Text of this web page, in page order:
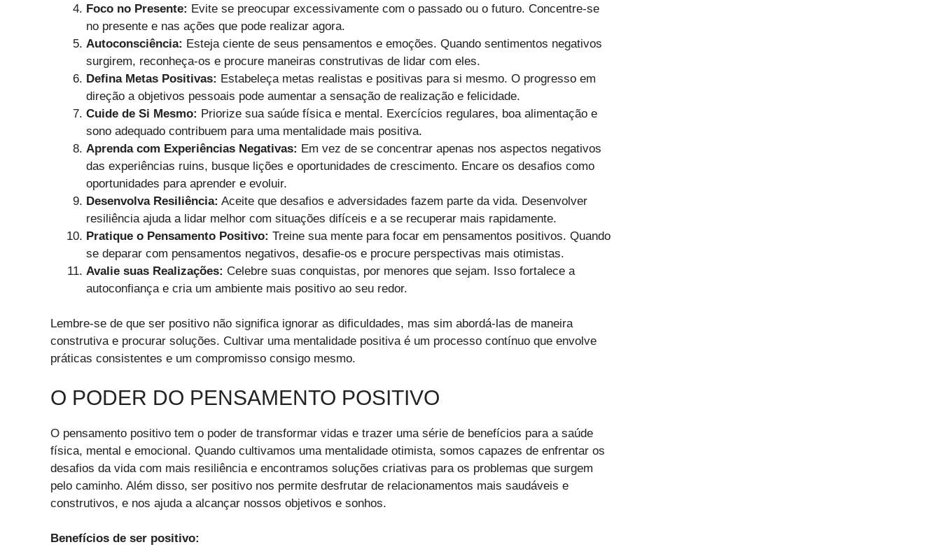
Foco no Presente: Evite se preocupar excessivamente com o passado ou o futuro. Concentre-se
no presente e nas ações que pode realizar agora.
Autoconsciência: Esteja ciente de seus pensamentos e emoções. Quando sentimentos negativos
surgirem, reconheça-os e procure maneiras construtivas de lidar com eles.
Defina Metas Positivas: Estabeleça metas realistas e positivas para si mesmo. O progresso em
direção a objetivos pessoais pode aumentar a sensação de realização e felicidade.
Cuide de Si Mesmo: Priorize sua saúde física e mental. Exercícios regulares, boa alimentação e
sono adequado contribuem para uma mentalidade mais positiva.
Aprenda com Experiências Negativas: Em vez de se concentrar apenas nos aspectos negativos
das experiências ruins, busque lições e oportunidades de crescimento. Encare os desafios como
oportunidades para aprender e evoluir.
Desenvolva Resiliência: Aceite que desafios e adversidades fazem parte da vida. Desenvolver
resiliência ajuda a lidar melhor com situações difíceis e a se recuperar mais rapidamente.
Pratique o Pensamento Positivo: Treine sua mente para focar em pensamentos positivos. Quando
se deparar com pensamentos negativos, desafie-os e procure perspectivas mais otimistas.
Avalie suas Realizações: Celebre suas conquistas, por menores que sejam. Isso fortalece a
autoconfiança e cria um ambiente mais positivo ao seu redor.
Lembre-se de que ser positivo não significa ignorar as dificuldades, mas sim abordá-las de maneira
construtiva e procurar soluções. Cultivar uma mentalidade positiva é um processo contínuo que envolve
práticas consistentes e um compromisso consigo mesmo.
O PODER DO PENSAMENTO POSITIVO
O pensamento positivo tem o poder de transformar vidas e trazer uma série de benefícios para a saúde
física, mental e emocional. Quando cultivamos uma mentalidade otimista, somos capazes de enfrentar os
desafios da vida com mais resiliência e encontramos soluções criativas para os problemas que surgem
pelo caminho. Além disso, ser positivo nos permite desfrutar de relacionamentos mais saudáveis e
construtivos, e nos ajuda a alcançar nossos objetivos e sonhos.
Benefícios de ser positivo: